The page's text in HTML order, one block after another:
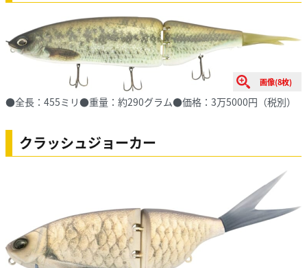
画像(8枚)
●全長：455ミリ●重量：約290グラム●価格：3万5000円（税別）
クラッシュジョーカー